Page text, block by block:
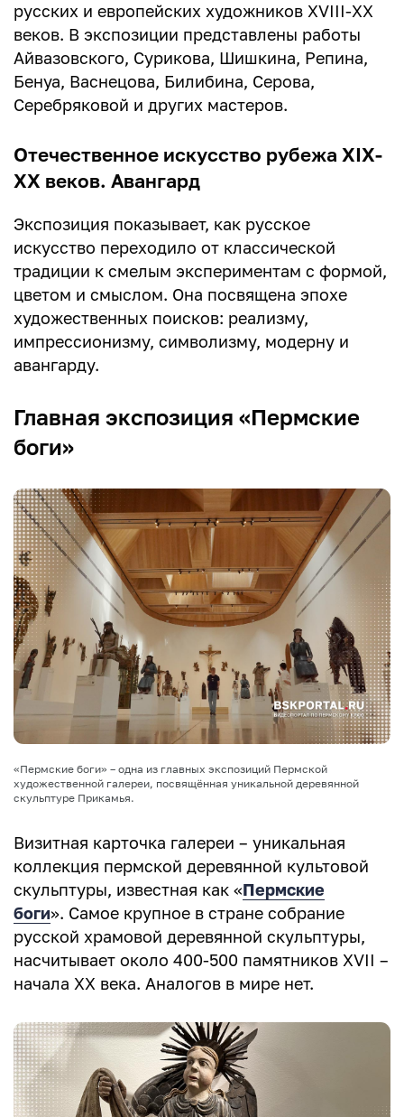
русских и европейских художников XVIII-XX
веков. В экспозиции представлены работы
Айвазовского, Сурикова, Шишкина, Репина,
Бенуа, Васнецова, Билибина, Серова,
Серебряковой и других мастеров.
Отечественное искусство рубежа XIX-
XX веков. Авангард
Экспозиция показывает, как русское
искусство переходило от классической
традиции к смелым экспериментам с формой,
цветом и смыслом. Она посвящена эпохе
художественных поисков: реализму,
импрессионизму, символизму, модерну и
авангарду.
Главная экспозиция «Пермские
боги»
«Пермские боги» – одна из главных экспозиций Пермской
художественной галереи, посвящённая уникальной деревянной
скульптуре Прикамья.
Визитная карточка галереи – уникальная
коллекция пермской деревянной культовой
скульптуры, известная как «Пермские
боги». Самое крупное в стране собрание
русской храмовой деревянной скульптуры,
насчитывает около 400-500 памятников XVII –
начала XX века. Аналогов в мире нет.